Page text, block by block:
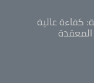
كفاءة عالية